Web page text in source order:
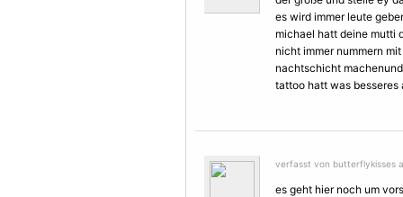
es wird immer leute
michael hatt deine mutti
nicht immer nummern
nachtschicht
tattoo hatt was besseres
verfasst von butterflykisses
es geht hier noch um